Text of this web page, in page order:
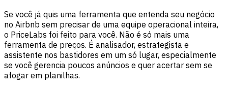
Se você já quis uma ferramenta que entenda seu negócio
no Airbnb sem precisar de uma equipe operacional inteira,
o PriceLabs foi feito para você. Não é só mais uma
ferramenta de preços. É analisador, estrategista e
assistente nos bastidores em um só lugar, especialmente
se você gerencia poucos anúncios e quer acertar sem se
afogar em planilhas.